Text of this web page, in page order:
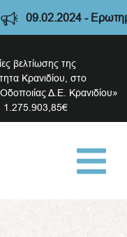
09.02.2024 -
βελτίωσης της
Κρανιδίου, στο
Δ.Ε. Κρανιδίου»